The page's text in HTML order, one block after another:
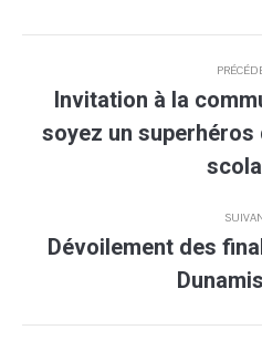
article
:
Invitation à la
soyez un
Dévoilement des